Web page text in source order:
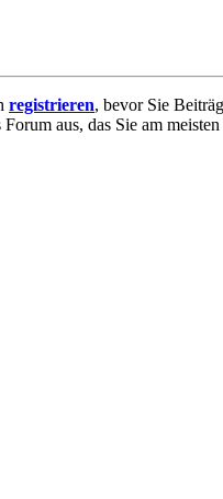
registrieren, bevor Sie
aus, das Sie am meisten